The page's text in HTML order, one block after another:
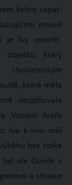
šelmy uspat.
museli
je lvy usmrtit.
objektu, který
chovatelským
která měla
nesplňovala
Vstupní dveře
lva k nim měl
bez rizika
byl ale člověk v
a situace